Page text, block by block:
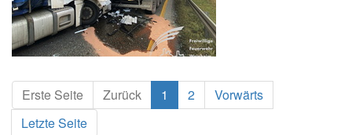
Erste Seite Zurück 1 2
Vorwärts
Letzte Seite